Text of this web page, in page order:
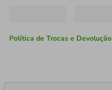
Política de Trocas e Devolução